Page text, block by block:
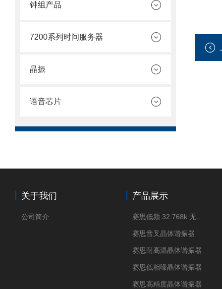
钟组产品
7200系列时间服务器
晶振
语音芯片
关于我们
公司简介
产品展示
赛思音叉晶体谐振器
赛思耐高温晶体谐振器
赛思低相噪晶体谐振器
赛思高精度晶体谐振器